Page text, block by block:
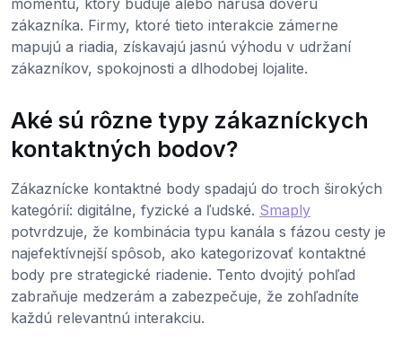
momentu, ktorý buduje alebo narúša dôveru
zákazníka. Firmy, ktoré tieto interakcie zámerne
mapujú a riadia, získavajú jasnú výhodu v udržaní
zákazníkov, spokojnosti a dlhodobej lojalite.
Aké sú rôzne typy zákazníckych
kontaktných bodov?
Zákaznícke kontaktné body spadajú do troch širokých
kategórií: digitálne, fyzické a ľudské. Smaply
potvrdzuje, že kombinácia typu kanála s fázou cesty je
najefektívnejší spôsob, ako kategorizovať kontaktné
body pre strategické riadenie. Tento dvojitý pohľad
zabraňuje medzerám a zabezpečuje, že zohľadníte
každú relevantnú interakciu.